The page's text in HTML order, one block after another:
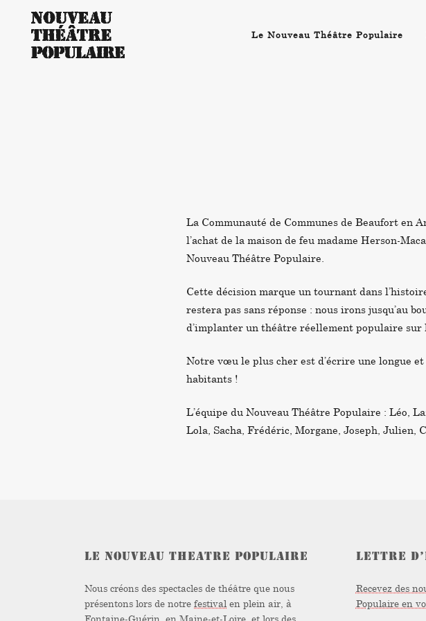
Le Nouveau Théâtre Populaire
La Communauté de Communes de Beaufort en
l’achat de la maison de feu madame Herson-
Nouveau Théâtre Populaire.
Cette décision marque un tournant dans
restera pas sans réponse : nous irons jusqu’au
d’implanter un théâtre réellement populaire
Notre vœu le plus cher est d’écrire une longue
habitants !
L’équipe du Nouveau Théâtre Populaire : Léo,
Lola, Sacha, Frédéric, Morgane, Joseph, Julien,
LE NOUVEAU THEATRE POPULAIRE
Nous créons des spectacles de théâtre que nous
présentons lors de notre festival en plein air, à
Fontaine-Guérin, en Maine-et-Loire, et lors des
LETTRE
Recevez des
Populaire en